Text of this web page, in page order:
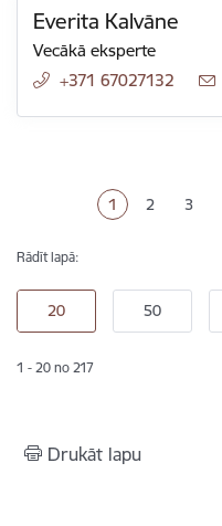
Everita Kalvāne
Vecākā eksperte
+371 67027132
LapošanaPašreizējā lapa
1 Lapa
2 Lapa
3
Rādīt lapā:
1 - 20 no 217
Drukāt lapu